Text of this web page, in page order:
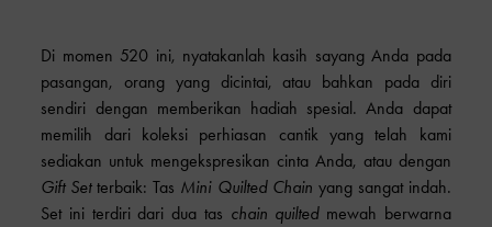
Di momen 520 ini, nyatakanlah kasih sayang Anda pada
pasangan, orang yang dicintai, atau bahkan pada diri
sendiri dengan memberikan hadiah spesial. Anda dapat
memilih dari koleksi perhiasan cantik yang telah kami
sediakan untuk mengekspresikan cinta Anda, atau dengan
Gift Setterbaik: Tas Mini Quilted Chain yang sangat indah.
Set ini terdiri dari dua tas chain quiltedmewah berwarna